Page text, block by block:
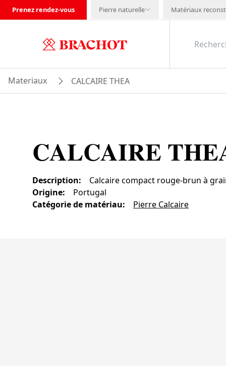
Prenez rendez-vous Pierre naturelle Matériaux
Materiaux CALCAIRE THEA
CALCAIRE
Description:
Calcaire compact rouge-brun à
Origine:
Portugal
Catégorie de matériau: Pierre Calcaire